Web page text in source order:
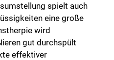
spielt auch
eine große
wird
gut durchspült
effektiver